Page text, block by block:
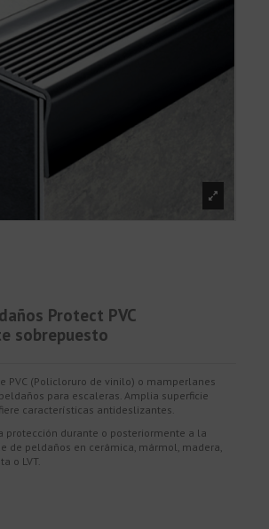
Protect PVC
sobrepuesto
PVC (Policloruro de vinilo) o mamperlanes
para escaleras. Amplia superficie
características antideslizantes.
protección durante o posteriormente a la
de peldaños en cerámica, mármol, madera,
o LVT.